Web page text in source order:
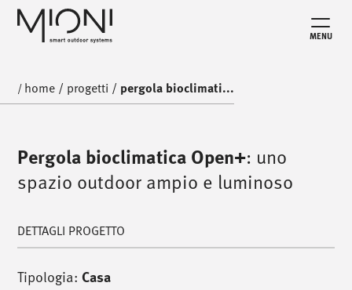
MENU
/ home / progetti / pergola bioclimati...
Pergola bioclimatica Open+: uno
spazio outdoor ampio e luminoso
DETTAGLI PROGETTO
Tipologia: Casa